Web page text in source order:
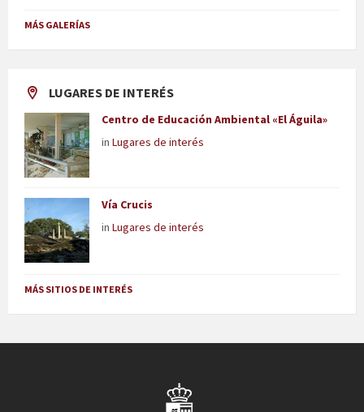
MÁS GALERÍAS
LUGARES DE INTERÉS
Centro de Educación Ambiental «El Águila»
in Lugares de interés
Vía Crucis
in Lugares de interés
MÁS SITIOS DE INTERÉS